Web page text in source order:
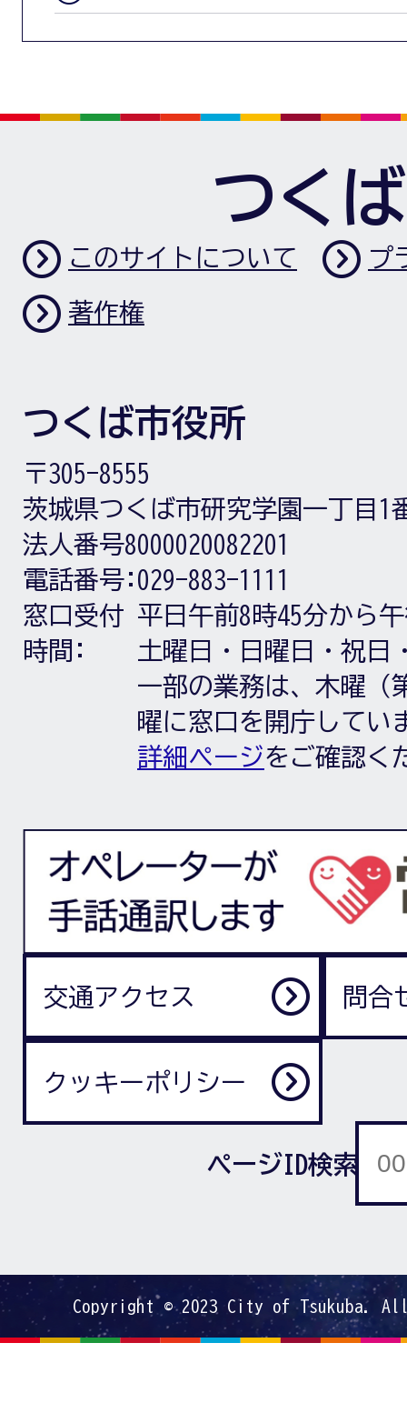
つく
このサイトについて プ
著作権
つくば市役所
〒305-8555
茨城県つくば市研究学園一丁目1
法人番号8000020082201
電話番号: 029-883-1111
窓口受付
時間:
平日午前8時45分から
土曜日・日曜日・祝日
一部の業務は、木曜（
曜に窓口を開庁してい
詳細ページをご確認く
交通アクセス 問合
クッキーポリシー
ページID検索
Copyright © 2023 City of Tsukuba.